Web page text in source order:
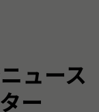
ュース
ー